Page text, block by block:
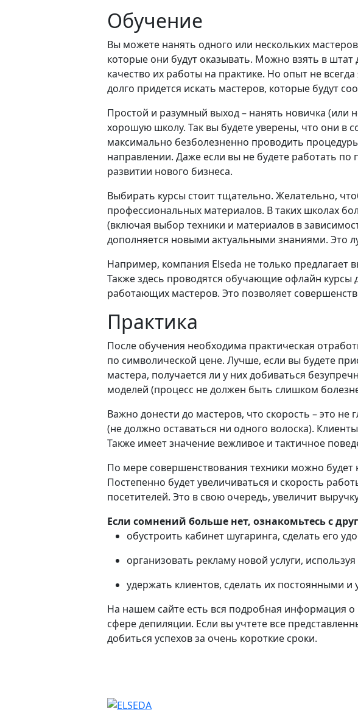
Обучение
Вы можете нанять одного или нескольких
которые они будут оказывать. Можно взять в
качество их работы на практике. Но опыт не
долго придется искать мастеров, которые будут
Простой и разумный выход – нанять новичка (или
хорошую школу. Так вы будете уверены, что они в
максимально безболезненно проводить
направлении. Даже если вы не будете работать
развитии нового бизнеса.
Выбирать курсы стоит тщательно. Желательно,
профессиональных материалов. В таких школах
(включая выбор техники и материалов в
дополняется новыми актуальными знаниями. Это
Например, компания Elseda не только предлагает
Также здесь проводятся обучающие офлайн
работающих мастеров. Это позволяет
Практика
После обучения необходима практическая
по символической цене. Лучше, если вы будете
мастера, получается ли у них добиваться
моделей (процесс не должен быть слишком
Важно донести до мастеров, что скорость – это
(не должно оставаться ни одного волоска).
Также имеет значение вежливое и тактичное
По мере совершенствования техники можно
Постепенно будет увеличиваться и скорость
посетителей. Это в свою очередь, увеличит
Если сомнений больше нет, ознакомьтесь с
обустроить кабинет шугаринга, сделать его
организовать рекламу новой услуги,
удержать клиентов, сделать их постоянными
На нашем сайте есть вся подробная информация
сфере депиляции. Если вы учтете все
добиться успехов за очень короткие сроки.